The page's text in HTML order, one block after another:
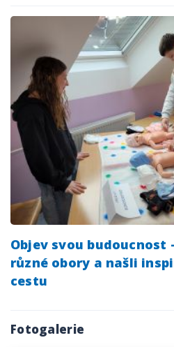
Objev svou budoucnost
různé obory a našli
cestu
Fotogalerie